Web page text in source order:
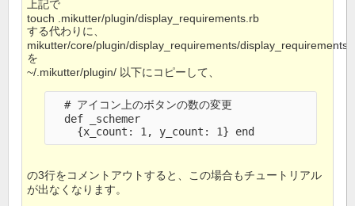
上記で
touch .mikutter/plugin/display_requirements.rb
する代わりに、
mikutter/core/plugin/display_requirements/
を
~/.mikutter/plugin/ 以下にコピーして、
  # アイコン上のボタンの数の変更
  def _schemer
の3行をコメントアウトすると、この場合もチュートリアル
が出なくなります。